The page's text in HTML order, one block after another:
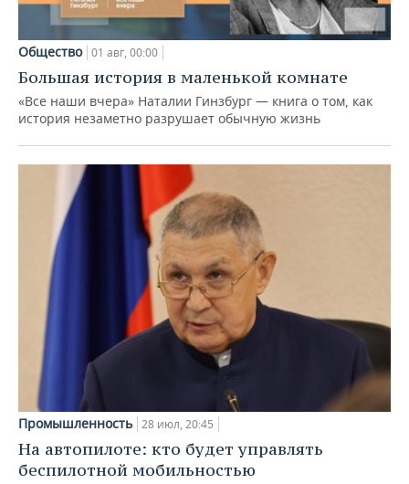
Общество 01 авг, 00:00
Большая история в маленькой комнате
«Все наши вчера» Наталии Гинзбург — книга о том, как
история незаметно разрушает обычную жизнь
Промышленность 28 июл, 20:45
На автопилоте: кто будет управлять
беспилотной мобильностью